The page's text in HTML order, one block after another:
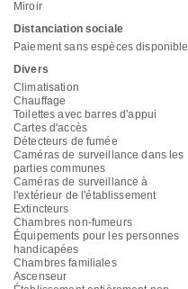
Miroir
Distanciation sociale
Paiement sans espèces disponible
Divers
Climatisation
Chauffage
Toilettes avec barres d'appui
Cartes d'accès
Détecteurs de fumée
Caméras de surveillance dans les
parties communes
Caméras de surveillance à
l'extérieur de l'établissement
Extincteurs
Chambres non-fumeurs
Équipements pour les personnes
handicapées
Chambres familiales
Ascenseur